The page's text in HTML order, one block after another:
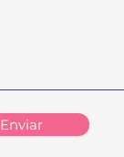
Enviar